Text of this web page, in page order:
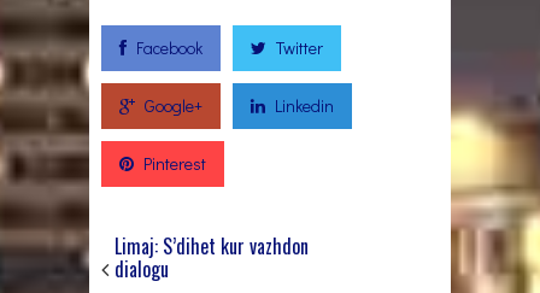
Facebook Twitter
Google+ Linkedin
Pinterest
Limaj: S’dihet kur vazhdon
dialogu